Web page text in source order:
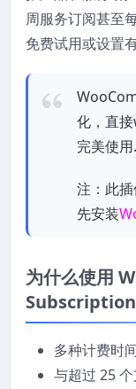
周服务订阅甚至
免费试用或设置有
化，直
完美使用.
注：此
先安装
为什么使用
多种计费时
与超过 25